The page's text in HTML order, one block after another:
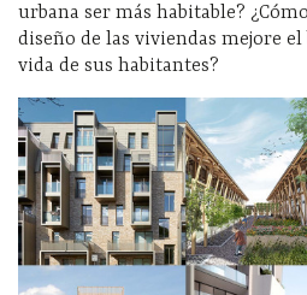
urbana ser más habitable?
diseño de las viviendas mejore
vida de sus habitantes?